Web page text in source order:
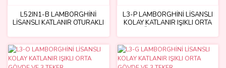
L52IN1-B LAMBORGHİNİ
LİSANSLI KATLANIR OTURAKLI
L3-P LAMBORGHİNİ LİSANSLI
KOLAY KATLANIR IŞIKLI ORTA